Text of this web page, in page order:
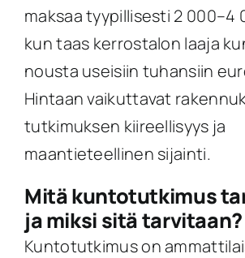
maksaa tyypillisesti 2 000–4
kun taas kerrostalon laaja
nousta useisiin tuhansiin
Hintaan vaikuttavat
tutkimuksen kiireellisyys ja
maantieteellinen sijainti.
Mitä kuntotutkimus
ja miksi sitä tarvitaan?
Kuntotutkimus on